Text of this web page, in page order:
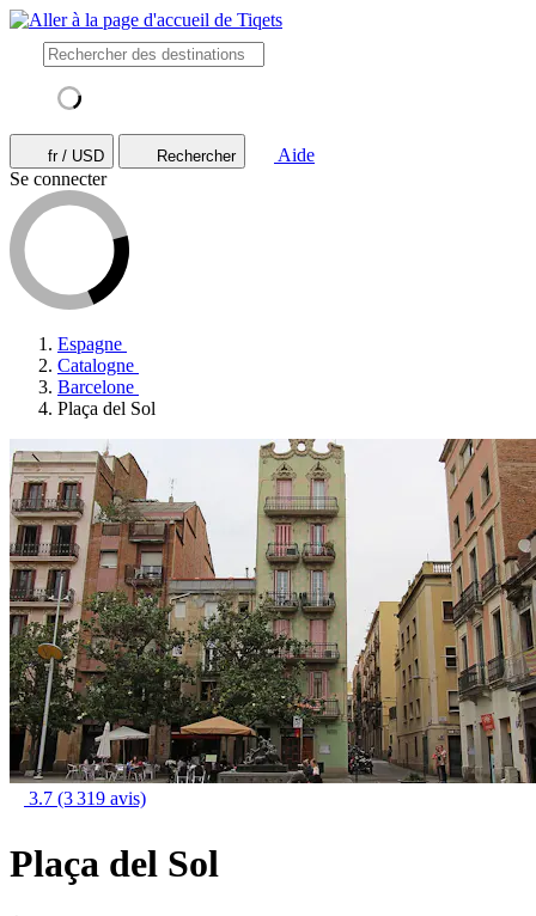
fr / USD Rechercher
Aide
Se connecter
Espagne
Catalogne
Barcelone
Plaça del Sol
3.7 (3 319 avis)
Plaça del Sol